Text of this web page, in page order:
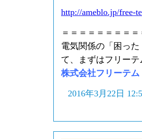
http://ameblo.jp/free-
＝＝＝＝＝＝＝＝
電気関係の「困っ
て、まずはフリー
株式会社フリーテ
2016年3月22日